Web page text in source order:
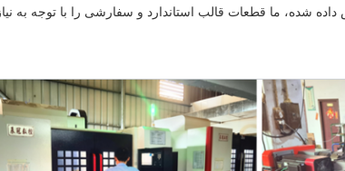
داده شده، ما قطعات قالب استاندارد و سفارشی را با توجه به